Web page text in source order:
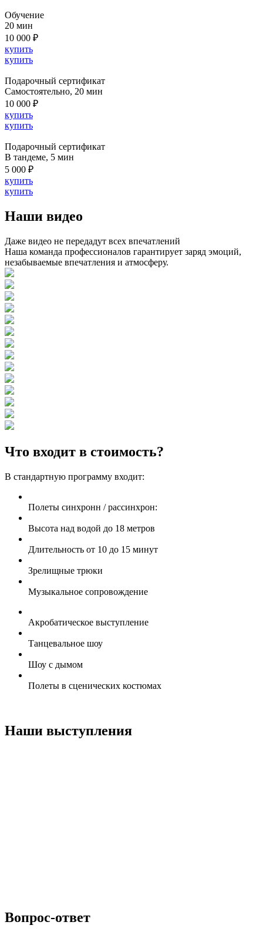
Обучение
20 мин
10 000 ₽
купить
купить
Подарочный сертификат
Cамостоятельно, 20 мин
10 000 ₽
купить
купить
Подарочный сертификат
В тандеме, 5 мин
5 000 ₽
купить
купить
Наши видео
Даже видео не передадут всех впечатлений
Наша команда профессионалов гарантирует заряд эмоций,
незабываемые впечатления и атмосферу.
Что входит в стоимость?
В стандартную программу входит:
Полеты синхронн / рассинхрон:
Высота над водой до 18 метров
Длительность от 10 до 15 минут
Зрелищные трюки
Музыкальное сопровождение
Акробатическое выступление
Танцевальное шоу
Шоу с дымом
Полеты в сценических костюмах
Наши выступления
Вопрос-ответ